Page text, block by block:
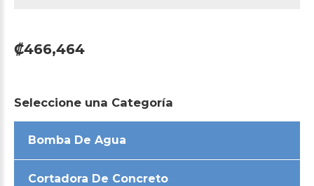
₡466,464
Seleccione una Categoría
Bomba De Agua
Cortadora De Concreto